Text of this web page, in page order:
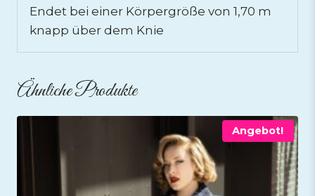
Endet bei einer Körpergröße von 1,70 m
knapp über dem Knie
Ähnliche Produkte
Angebot!